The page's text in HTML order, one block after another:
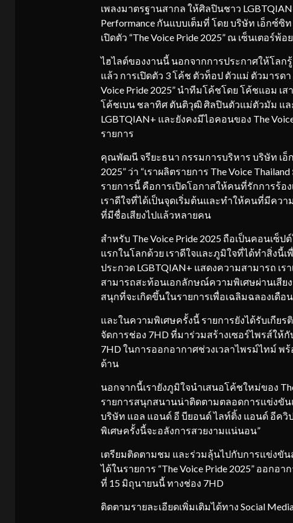
เพลงมาตรฐานสากล ให้ศิลปินชาว
Performance กันแบบเต็มที่ โดย บริษัท เอ็กซ์ซิ
เปิดตัว “The Voice Pride 2025” ณ เซ็นเตอร์พ้
ไฮไลต์ของงานนี้ นอกจากการประกาศให้โลก
แล้ว การเปิดตัว 3 โค้ช ตัวท็อป ตัวแม่ ตัวมารด
Voice Pride 2025” นำทีมโค้ชโดย โค้ชแอม เ
โค้ชเบน ชลาทิศ ตันติวุฒิ ศิลปินตัวแม่ตัวมัม แ
LGBTQIAN+ และยังคงมีไอคอนของ The
รายการ
คุณพัฒนี จรียะธนา กรรมการบริหาร บริษัท เอ็
2025” ว่า “เราผลิตรายการ The Voice
รายการนี้ คือการเปิดโอกาสให้คนที่รักการร้อ
เราดีใจที่ได้เป็นจุดเริ่มต้นและทำให้คนที่มีคว
ที่มีชื่อเสียงไปแล้วหลายคน
สำหรับ The Voice Pride 2025 ถือเป็นคอนเซ็
แรกในโลกด้วย เราดีใจและภูมิใจที่ได้ทำสิ่งนี้
ประกวด LGBTQIAN+ แสดงความสามารถ เ
สามารถสะท้อนเอกลักษณ์ความพิเศษผ่านเสีย
สนุกที่จะเกิดขึ้นในรายการเพื่อเฉลิมฉลองเดือ
และในความพิเศษครั้งนี้ รายการยังได้รับเกี
จัดการช่อง 7HD ที่มาร่วมสร้างเซอร์ไพรส์ให้
7HD ในการออกอากาศช่วงเวลาไพรม์ไทม์
ด้าน
นอกจากนี้เรายังภูมิใจนำเสนอโค้ชใหม่ของ
รายการสนุกสนานน่าติดตามตลอดการแข่งขั
บริษัท แอล แอนด์ อี บียอนด์ ไลท์ติ้ง แอนด์ อีควิ
พิเศษครั้งนี้จะอลังการสวยงามแน่นอน”
เตรียมติดตามชม และร่วมลุ้นไปกับการแข่งขั
ได้ในรายการ “The Voice Pride 2025” ออกอ
ที่ 15 มิถุนายนนี้ ทางช่อง 7HD
ติดตามรายละเอียดเพิ่มเติมได้ทาง Social